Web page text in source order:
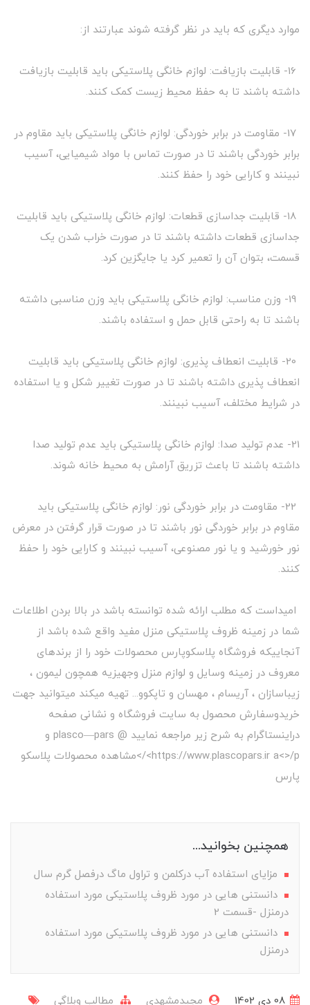
موارد دیگری که باید در نظر گرفته شوند عبارتند از:
16- قابلیت بازیافت: لوازم خانگی پلاستیکی باید قابلیت بازیافت
داشته باشند تا به حفظ محیط زیست کمک کنند.
17- مقاومت در برابر خوردگی: لوازم خانگی پلاستیکی باید مقاوم در
برابر خوردگی باشند تا در صورت تماس با مواد شیمیایی، آسیب
نبینند و کارایی خود را حفظ کنند.
18- قابلیت جداسازی قطعات: لوازم خانگی پلاستیکی باید قابلیت
جداسازی قطعات داشته باشند تا در صورت خراب شدن یک
قسمت، بتوان آن را تعمیر کرد یا جایگزین کرد.
19- وزن مناسب: لوازم خانگی پلاستیکی باید وزن مناسبی داشته
باشند تا به راحتی قابل حمل و استفاده باشند.
20- قابلیت انعطاف پذیری: لوازم خانگی پلاستیکی باید قابلیت
انعطاف پذیری داشته باشند تا در صورت تغییر شکل و یا استفاده
در شرایط مختلف، آسیب نبینند.
21- عدم تولید صدا: لوازم خانگی پلاستیکی باید عدم تولید صدا
داشته باشند تا باعث تزریق آرامش به محیط خانه شوند.
22- مقاومت در برابر خوردگی نور: لوازم خانگی پلاستیکی باید
مقاوم در برابر خوردگی نور باشند تا در صورت قرار گرفتن در معرض
نور خورشید و یا نور مصنوعی، آسیب نبینند و کارایی خود را حفظ
کنند.
امیداست که مطلب ارائه شده توانسته باشد در بالا بردن اطلاعات
شما در زمینه ظروف پلاستیکی منزل مفید واقع شده باشد از
آنجاییکه فروشگاه پلاسکوپارس محصولات خود را از برندهای
معروف در زمینه وسایل و لوازم منزل وجهیزیه همچون لیمون ،
زیباسازان ، آریسام ، مهسان و تاپکوو... تهیه میکند میتوانید جهت
خریدوسفارش محصول به سایت فروشگاه و نشانی صفحه
دراینستاگرام به شرح زیر مراجعه نمایید @ plasco—pars و
https://www.plascopars.ir a<>/p>/>مشاهده محصولات پلاسکو
پارس
همچنین بخوانید...
مزایای استفاده آب درکلمن و تراول ماگ درفصل گرم سال
دانستنی هایی در مورد ظروف پلاستیکی مورد استفاده
درمنزل -قسمت 2
دانستنی هایی در مورد ظروف پلاستیکی مورد استفاده
درمنزل
مجیدمشهدی مطالب وبلاگی